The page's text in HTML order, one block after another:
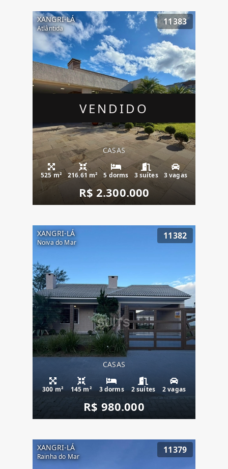
VENDIDO
XANGRI-LÁ
Atlântida
11383
CASAS
525 m² 216.61 m² 5 dorms 3 suítes 3 vagas
R$ 2.300.000
XANGRI-LÁ
Noiva do Mar
11382
CASAS
300 m² 145 m² 3 dorms 2 suítes 2 vagas
R$ 980.000
XANGRI-LÁ
Rainha do Mar
11379